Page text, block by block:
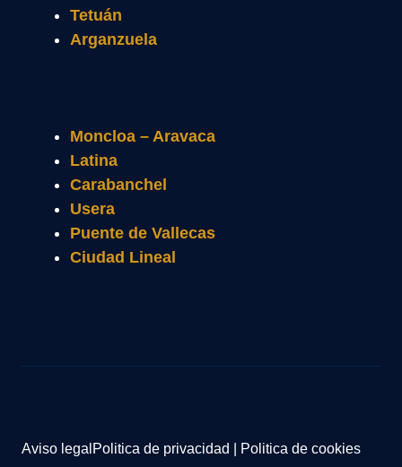
Tetuán
Arganzuela
Moncloa – Aravaca
Latina
Carabanchel
Usera
Puente de Vallecas
Ciudad Lineal
Aviso legal Politica de privacidad Politica de cookies